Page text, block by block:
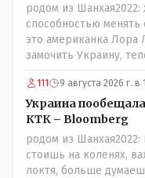
родом из
способностью
это американка Лора
замочить Украину,
к Трампу. Ну и
предоставляли
которые
посмотрев на того,
живешь и многое
просто прагматизм и
встанут под нас и
111 9 августа 2026 г. в
Украина
КТК – Bloomberg
родом из Шанхая2022:
стоишь на коленях,
локтя, больше